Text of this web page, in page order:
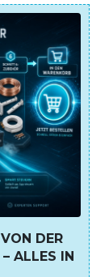
DER
ALLES IN